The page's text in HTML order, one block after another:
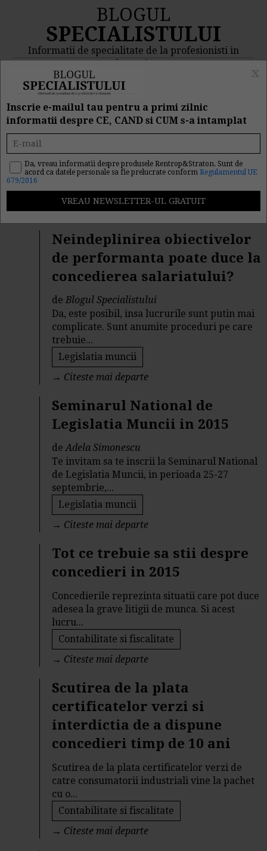
BLOGUL
SPECIALISTULUI
Informatii de specialitate de la profesionisti in
domeniu
MENIU
Rezultat cautare
"concediere"
Cautarea facuta dupa cuvantul/sirul de cuvinte
concediere" a returnat 190 articole.
Neindeplinirea obiectivelor
de performanta poate duce la
concedierea salariatului?
deBlogul Specialistului
Da, este posibil, insa lucrurile sunt putin mai
complicate. Sunt anumite proceduri pe care
trebuie...
Legislatia muncii
→ Citeste mai departe
Seminarul National de
Legislatia Muncii in 2015
deAdela Simonescu
Te invitam sa te inscrii la Seminarul National
de Legislatia Muncii, in perioada 25-27
septembrie,...
Legislatia muncii
→ Citeste mai departe
Tot ce trebuie sa stii despre
concedieri in 2015
Concedierile reprezinta situatii care pot duce
adesea la grave litigii de munca. Si acest
lucru...
Contabilitate si fiscalitate
→ Citeste mai departe
Scutirea de la plata
certificatelor verzi si
interdictia de a dispune
concedieri timp de 10 ani
Scutirea de la plata certificatelor verzi de
catre consumatorii industriali vine la pachet
cu o...
Contabilitate si fiscalitate
→ Citeste mai departe
Inscrie e-mailul tau pentru a primi zilnic
informatii despre CE, CAND si CUM s-a intamplat
Da, vreau informatii despre produsele Rentrop&Straton. Sunt de
acord ca datele personale sa fie prelucrate conform Regulamentul UE
679/2016